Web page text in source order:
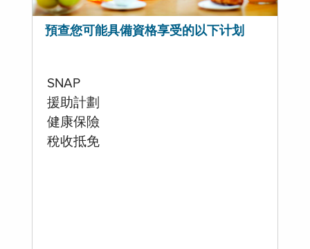
預查您可能具備資格享受的以下计划
SNAP
援助計劃
健康保險
稅收抵免